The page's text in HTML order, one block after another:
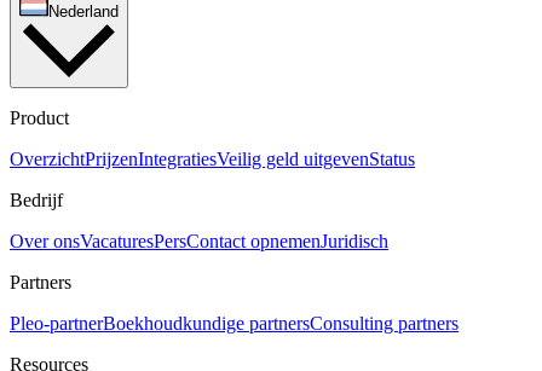
Nederland
Product
OverzichtPrijzenIntegratiesVeilig geld uitgevenStatus
Bedrijf
Over onsVacaturesPersContact opnemenJuridisch
Partners
Pleo-partnerBoekhoudkundige partnersConsulting partners
Resources